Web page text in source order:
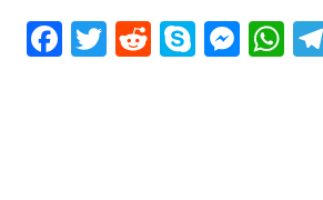
Facebook
Twitter
RedditSkype